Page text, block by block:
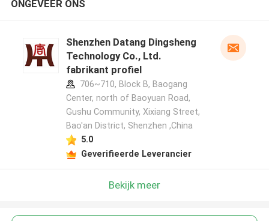
ONGEVEER ONS
Shenzhen Datang Dingsheng
Technology Co., Ltd.
fabrikant profiel
706~710, Block B, Baogang
Center, north of Baoyuan Road,
Gushu Community, Xixiang Street,
Bao'an District, Shenzhen ,China
5.0
Geverifieerde Leverancier
Bekijk meer